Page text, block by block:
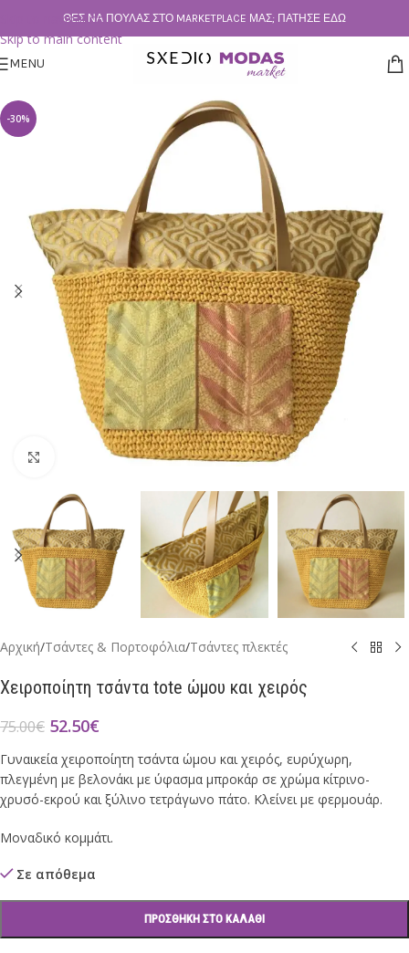
Skip to navigation
Skip to main content
ΘΕΣ ΝΑ ΠΟΥΛΆΣ ΣΤΟ MARKETPLACE ΜΑΣ; ΠΆΤΗΣΕ ΕΔΏ
MENU
-30%
Click to enlarge
Αρχική/Τσάντες & Πορτοφόλια/Τσάντες πλεκτές
Xειροποίητη τσάντα tote ώμου και χειρός
75.00€ 52.50€
Γυναικεία χειροποίητη τσάντα ώμου και χειρός, ευρύχωρη,
πλεγμένη με βελονάκι με ύφασμα μπροκάρ σε χρώμα κίτρινο-
χρυσό-εκρού και ξύλινο τετράγωνο πάτο. Κλείνει με φερμουάρ.
Μοναδικό κομμάτι.
Σε απόθεμα
ΠΡΟΣΘΉΚΗ ΣΤΟ ΚΑΛΆΘΙ